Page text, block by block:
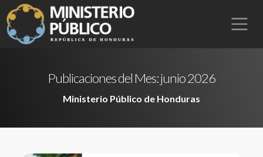
Publicaciones del Mes:junio 2026
Ministerio Público de Honduras